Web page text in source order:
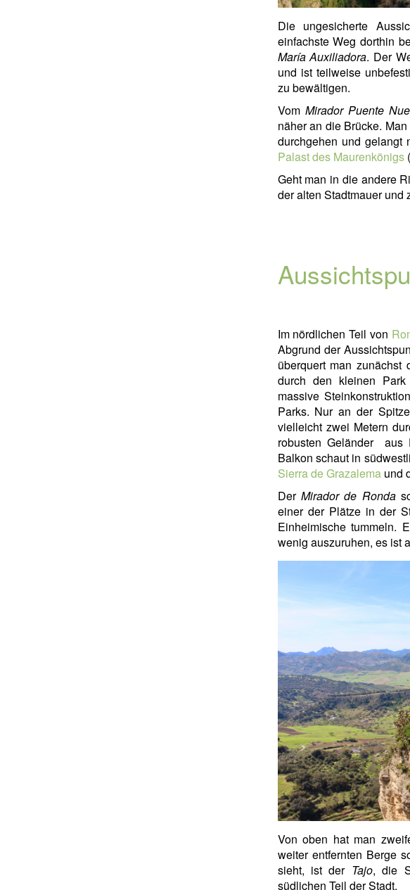
Die ungesicherte
einfachste Weg dorthin
María Auxiliadora. Der
und ist teilweise
zu bewältigen.
Vom Mirador Puente
näher an die Brücke.
durchgehen und gelangt
Palast des Maurenkönigs(
Geht man in die andere
der alten Stadtmauer und
Im nördlichen Teil von
Abgrund der
überquert man
durch den kleinen
massive
Parks. Nur an der
vielleicht zwei Metern
robusten Geländer aus
Balkon schaut in
Sierra de Grazalemaund
Der Mirador de Ronda
einer der Plätze in der
Einheimische tummeln.
wenig auszuruhen, es ist
Von oben hat man
weiter entfernten Berge
sieht, ist der Tajo, die
südlichen Teil der Stadt.